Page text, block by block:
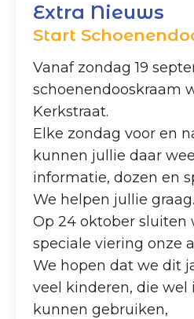
Extra Nieuws
Start
Vanaf zondag 19
schoenendooskraam
Kerkstraat.
Elke zondag voor en
kunnen jullie daar
informatie, dozen en
We helpen jullie graag.
Op 24 oktober sluiten
speciale viering onze
We hopen dat we dit
veel kinderen, die wel
kunnen gebruiken,